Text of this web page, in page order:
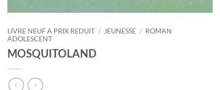
LIVRE NEUF A PRIX REDUIT / JEUNESSE / ROMAN
ADOLESCENT
MOSQUITOLAND